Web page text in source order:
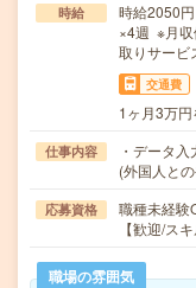
時給
時給2050
×4週 ※月収
取りサービ
交通費
1ヶ月3万
仕事内容
・データ
(外国人と
応募資格
職種未経験
【歓迎/ス
職場の雰囲気